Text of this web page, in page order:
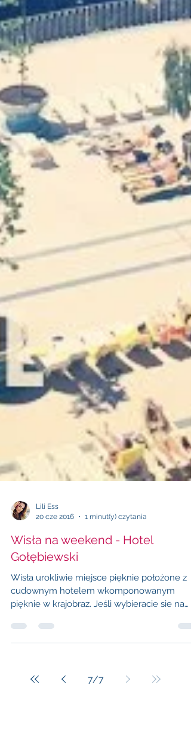
20 cze 2016
1 minut(y) czytania
Wisła na weekend - Hotel
Gołębiewski
Wisła urokliwie miejsce pięknie położone z
cudownym hotelem wkomponowanym
pięknie w krajobraz. Jeśli wybieracie sie na